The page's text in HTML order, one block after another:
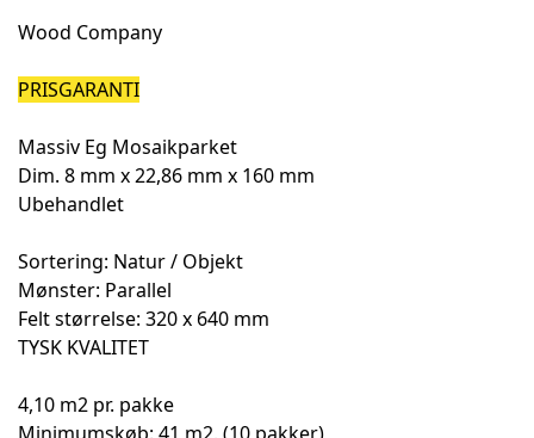
Wood Company
PRISGARANTI
Massiv Eg Mosaikparket
Dim. 8 mm x 22,86 mm x 160 mm
Ubehandlet
Sortering: Natur / Objekt
Mønster: Parallel
Felt størrelse: 320 x 640 mm
TYSK KVALITET
4,10 m2 pr. pakke